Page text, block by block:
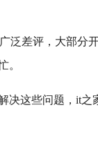
泛差评，大部分
。
决这些问题，it之